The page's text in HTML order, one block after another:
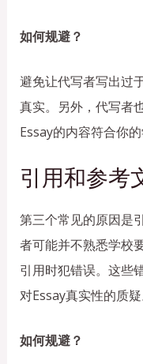
如何规避？
避免让代写者写出过
真实。另外，代写者
Essay的内容符合你的
引用和参考
第三个常见的原因是
者可能并不熟悉学校
引用时犯错误。这些
对Essay真实性的质疑
如何规避？